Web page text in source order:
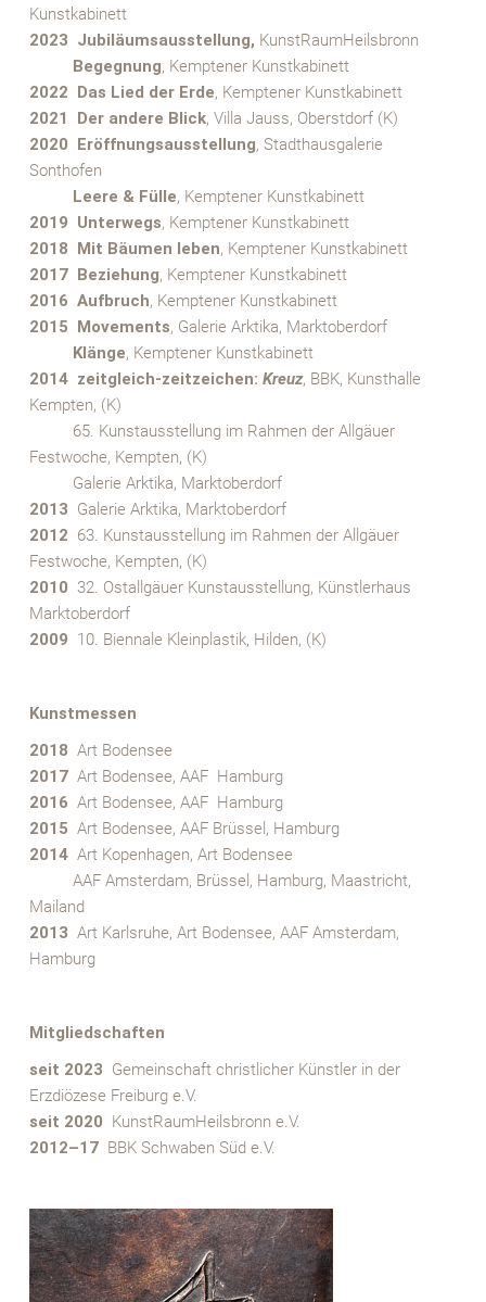
Kunstkabinett
2023 Jubiläumsausstellung, KunstRaumHeilsbronn
Begegnung, Kemptener Kunstkabinett
2022 Das Lied der Erde, Kemptener Kunstkabinett
2021 Der andere Blick, Villa Jauss, Oberstdorf (K)
2020
Eröffnungsausstellung, Stadthausgalerie
Sonthofen
Leere & Fülle, Kemptener Kunstkabinett
2019 Unterwegs, Kemptener Kunstkabinett
2018 Mit Bäumen leben, Kemptener Kunstkabinett
2017
Beziehung, Kemptener Kunstkabinett
2016 Aufbruch, Kemptener Kunstkabinett
2015 Movements, Galerie Arktika, Marktoberdorf
Klänge, Kemptener Kunstkabinett
2014 zeitgleich-zeitzeichen: Kreuz, BBK, Kunsthalle
Kempten, (K)
65. Kunstausstellung im Rahmen der Allgäuer
Festwoche, Kempten, (K)
Galerie Arktika, Marktoberdorf
2013 Galerie Arktika, Marktoberdorf
2012 63. Kunstausstellung im Rahmen der Allgäuer
Festwoche, Kempten, (K)
2010 32. Ostallgäuer Kunstausstellung, Künstlerhaus
Marktoberdorf
2009 10. Biennale Kleinplastik, Hilden, (K)
Kunstmessen
2018 Art Bodensee
2017 Art Bodensee, AAF Hamburg
2016 Art Bodensee, AAF Hamburg
2015 Art Bodensee, AAF Brüssel, Hamburg
2014 Art Kopenhagen, Art Bodensee
AAF Amsterdam, Brüssel, Hamburg, Maastricht,
Mailand
2013 Art Karlsruhe, Art Bodensee, AAF Amsterdam,
Hamburg
Mitgliedschaften
seit 2023 Gemeinschaft christlicher Künstler in der
Erzdiözese Freiburg e.V.
seit 2020
KunstRaumHeilsbronn e.V.
2012–17 BBK Schwaben Süd e.V.